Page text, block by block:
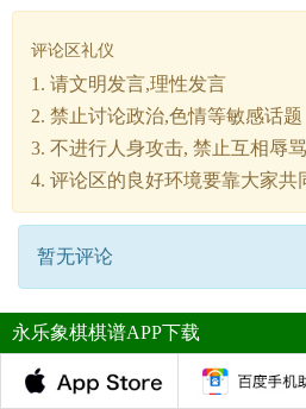
评论区礼仪
1. 请文明发言,理性发言
2. 禁止讨论政治,色情等敏感话题
3. 不进行人身攻击, 禁止互相辱
4. 评论区的良好环境要靠大家共
暂无评论
永乐象棋棋谱APP下载